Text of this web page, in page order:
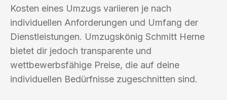
Kosten eines Umzugs variieren je nach
individuellen Anforderungen und Umfang der
Dienstleistungen. Umzugskönig Schmitt Herne
bietet dir jedoch transparente und
wettbewerbsfähige Preise, die auf deine
individuellen Bedürfnisse zugeschnitten sind.